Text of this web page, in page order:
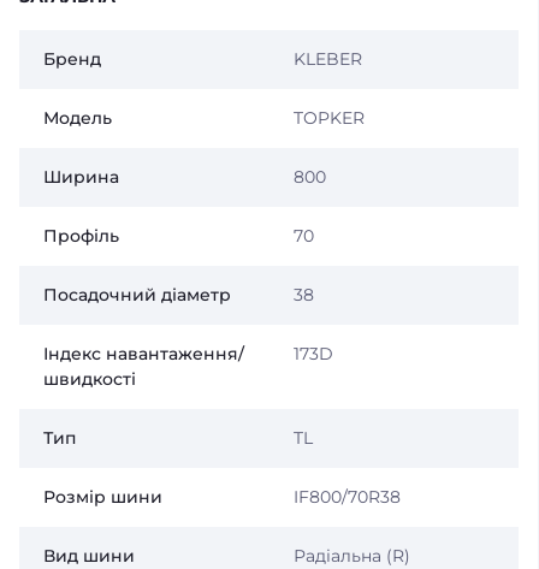
Бренд KLEBER
Модель TOPKER
Ширина 800
Профіль 70
Посадочний діаметр 38
Індекс навантаження/
швидкості
173D
Тип TL
Розмір шини IF800/70R38
Вид шини Радіальна (R)